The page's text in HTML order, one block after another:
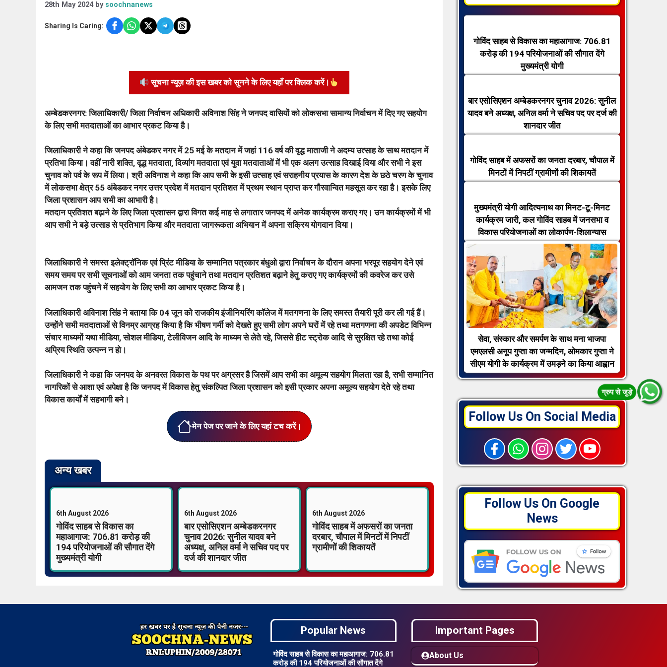
28th May 2024 by soochnanews
Sharing Is Caring:
सूचना न्यूज़ की इस खबर को सुनने के लिए यहाँ पर क्लिक करें।
अम्बेडकरनगर: जिलाधिकारी/ जिला निर्वाचन अधिकारी अविनाश सिंह ने जनपद वासियों को लोकसभा सामान्य निर्वाचन में दिए गए सहयोग
के लिए सभी मतदाताओं का आभार प्रकट किया है।
जिलाधिकारी ने कहा कि जनपद अंबेडकर नगर में 25 मई के मतदान में जहां 116 वर्ष की वृद्ध माताजी ने अदम्य उत्साह के साथ मतदान में
प्रतिभा किया। वहीं नारी शक्ति, वृद्ध मतदाता, दिव्यांग मतदाता एवं युवा मतदाताओं में भी एक अलग उत्साह दिखाई दिया और सभी ने इस
चुनाव को पर्व के रूप में लिया। श्री अविनाश ने कहा कि आप सभी के इसी उत्साह एवं सराहनीय प्रयास के कारण देश के छठे चरण के चुनाव
में लोकसभा क्षेत्र 55 अंबेडकर नगर उत्तर प्रदेश में मतदान प्रतिशत में प्रथम स्थान प्राप्त कर गौरवान्वित महसूस कर रहा है। इसके लिए
जिला प्रशासन आप सभी का आभारी है।
मतदान प्रतिशत बढ़ाने के लिए जिला प्रशासन द्वारा विगत कई माह से लगातार जनपद में अनेक कार्यक्रम कराए गए। उन कार्यक्रमों में भी
आप सभी ने बड़े उत्साह से प्रतिभाग किया और मतदाता जागरूकता अभियान में अपना सक्रिय योगदान दिया।
जिलाधिकारी ने समस्त इलेक्ट्रॉनिक एवं प्रिंट मीडिया के सम्मानित पत्रकार बंधुओ द्वारा निर्वाचन के दौरान अपना भरपूर सहयोग देने एवं
समय समय पर सभी सूचनाओं को आम जनता तक पहुंचाने तथा मतदान प्रतिशत बढ़ाने हेतु कराए गए कार्यक्रमों की कवरेज कर उसे
आमजन तक पहुंचने में सहयोग के लिए सभी का आभार प्रकट किया है।
जिलाधिकारी अविनाश सिंह ने बताया कि 04 जून को राजकीय इंजीनियरिंग कॉलेज में मतगणना के लिए समस्त तैयारी पूरी कर ली गई हैं।
उन्होंने सभी मतदाताओं से विनम्र आग्रह किया है कि भीषण गर्मी को देखते हुए सभी लोग अपने घरों में रहे तथा मतगणना की अपडेट विभिन्न
संचार माध्यमों यथा मीडिया, सोशल मीडिया, टेलीविजन आदि के माध्यम से लेते रहे, जिससे हीट स्ट्रोक आदि से सुरक्षित रहे तथा कोई
अप्रिय स्थिति उत्पन्न न हो।
जिलाधिकारी ने कहा कि जनपद के अनवरत विकास के पथ पर अग्रसर है जिसमें आप सभी का अमूल्य सहयोग मिलता रहा है, सभी सम्मानित
नागरिकों से आशा एवं अपेक्षा है कि जनपद में विकास हेतु संकल्पित जिला प्रशासन को इसी प्रकार अपना अमूल्य सहयोग देते रहे तथा
विकास कार्यों में सहभागी बने।
मेन पेज पर जाने के लिए यहां टच करें।
अन्य खबर
6th August 2026
गोविंद साहब से विकास का
महाआगाज: 706.81 करोड़ की
194 परियोजनाओं की सौगात देंगे
मुख्यमंत्री योगी
6th August 2026
बार एसोसिएशन अम्बेडकरनगर
चुनाव 2026: सुनील यादव बने
अध्यक्ष, अनिल वर्मा ने सचिव पद पर
दर्ज की शानदार जीत
6th August 2026
गोविंद साहब में अफसरों का जनता
दरबार, चौपाल में मिनटों में निपटीं
ग्रामीणों की शिकायतें
गोविंद साहब से विकास का महाआगाज: 706.81
करोड़ की 194 परियोजनाओं की सौगात देंगे
मुख्यमंत्री योगी
बार एसोसिएशन अम्बेडकरनगर चुनाव 2026: सुनील
यादव बने अध्यक्ष, अनिल वर्मा ने सचिव पद पर दर्ज की
शानदार जीत
गोविंद साहब में अफसरों का जनता दरबार, चौपाल में
मिनटों में निपटीं ग्रामीणों की शिकायतें
मुख्यमंत्री योगी आदित्यनाथ का मिनट-टू-मिनट
कार्यक्रम जारी, कल गोविंद साहब में जनसभा व
विकास परियोजनाओं का लोकार्पण-शिलान्यास
सेवा, संस्कार और समर्पण के साथ मना भाजपा
एमएलसी अनूप गुप्ता का जन्मदिन, ओमकार गुप्ता ने
सीएम योगी के कार्यक्रम में उमड़ने का किया आह्वान
Follow Us On Social Media
Follow Us On Google
News
Popular News
गोविंद साहब से विकास का महाआगाज: 706.81
करोड़ की 194 परियोजनाओं की सौगात देंगे
Important Pages
About Us